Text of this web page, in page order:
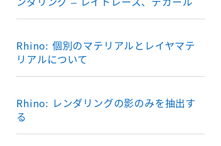
Rhino: 個別のマテリアルとレイヤマテ
リアルについて
Rhino: レンダリングの影のみを抽出す
る